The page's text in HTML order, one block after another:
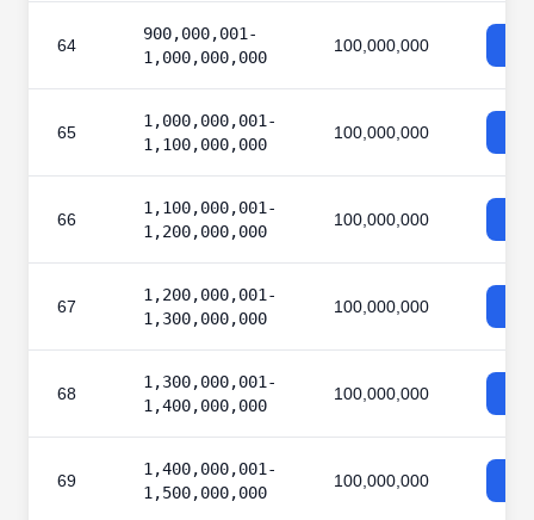
64
900,000,001-
1,000,000,000
100,000,000
65
1,000,000,001-
1,100,000,000
100,000,000
66
1,100,000,001-
1,200,000,000
100,000,000
67
1,200,000,001-
1,300,000,000
100,000,000
68
1,300,000,001-
1,400,000,000
100,000,000
69
1,400,000,001-
1,500,000,000
100,000,000